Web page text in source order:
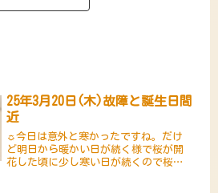
25年3月20日(木)故障と誕生日間
近
☼今日は意外と寒かったですね。だけ
ど明日から暖かい日が続く様で桜が開
花した頃に少し寒い日が続くので桜は